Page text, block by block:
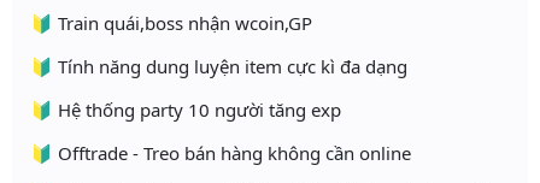
🔰 Train quái,boss nhận wcoin,GP
🔰 Tính năng dung luyện item cực kì đa dạng
🔰 Hệ thống party 10 người tăng exp
🔰 Offtrade - Treo bán hàng không cần online